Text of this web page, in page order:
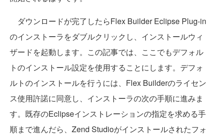
ダウンロードが完了したらFlex Builder Eclipse Plug-in
のインストーラをダブルクリックし、インストールウィ
ザードを起動します。この記事では、ここでもデフォル
トのインストール設定を使用することにします。デフォ
ルトのインストールを行うには、Flex Builderのライセン
ス使用許諾に同意し、インストーラの次の手順に進みま
す。既存のEclipseインストレーションの指定を求める手
順まで進んだら、Zend Studioがインストールされたフォ